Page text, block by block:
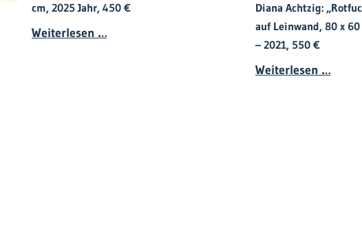
Linoldruck Kunst online kaufen - moderne Druckgrafik
cm, 2025 Jahr, 450 €
Weiterlesen …Anton Van de Amoste - Abstrakt
Diana Achtzig:
auf Leinwand, 80 x
– 2021, 550 €
Weiterlesen …